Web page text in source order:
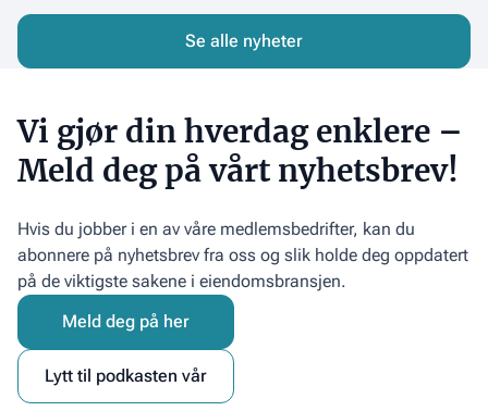
med
kraft
Se alle nyheter
Vi gjør din hverdag enklere –
Meld deg på vårt nyhetsbrev!
Hvis du jobber i en av våre medlemsbedrifter, kan du
abonnere på nyhetsbrev fra oss og slik holde deg oppdatert
på de viktigste sakene i eiendomsbransjen.
Meld deg på her
Lytt til podkasten vår